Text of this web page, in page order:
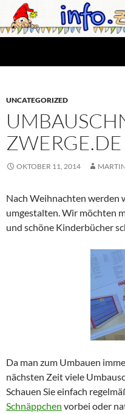
Zum
Inhalt
springen
UNCATEGORIZED
ZWERGE.DE
OKTOBER 11, 2014
Nach Weihnachten werden
umgestalten. Wir möchten
und schöne Kinderbücher
Da man zum Umbauen
nächsten Zeit viele
Schauen Sie einfach
Schnäppchen vorbei oder